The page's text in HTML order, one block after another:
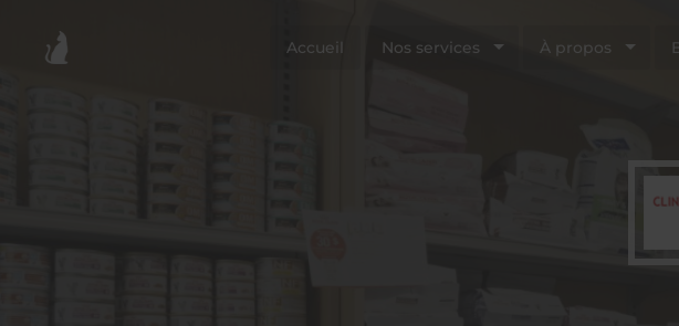
Accueil Nos services À propos